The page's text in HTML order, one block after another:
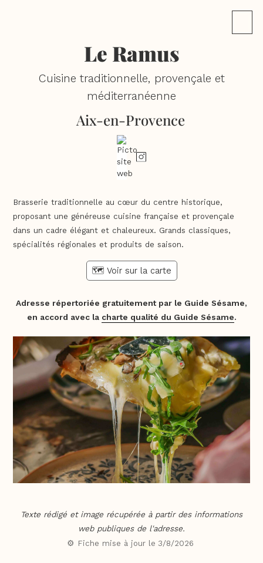
Le Ramus
Cuisine traditionnelle, provençale et
méditerranéenne
Aix-en-Provence
Brasserie traditionnelle au cœur du centre historique,
proposant une généreuse cuisine française et provençale
dans un cadre élégant et chaleureux. Grands classiques,
spécialités régionales et produits de saison.
🗺️ Voir sur la carte
Adresse répertoriée gratuitement par le Guide Sésame,
en accord avec la charte qualité du Guide Sésame.
Texte rédigé et image récupérée à partir des informations
web publiques de l'adresse.
⚙️ Fiche mise à jour le 3/8/2026